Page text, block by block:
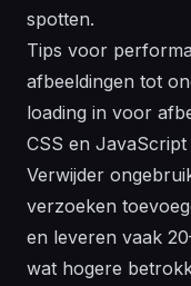
spotten.
Tips voor
afbeeldingen tot
loading in voor
CSS en
Verwijder
verzoeken
en leveren vaak
wat hogere